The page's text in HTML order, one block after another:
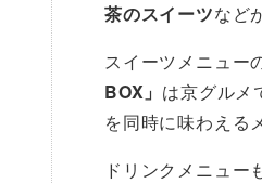
茶のスイーツなど
スイーツメニュー
BOX」 は京グルメ
を同時に味わえる
ドリンクメニュー